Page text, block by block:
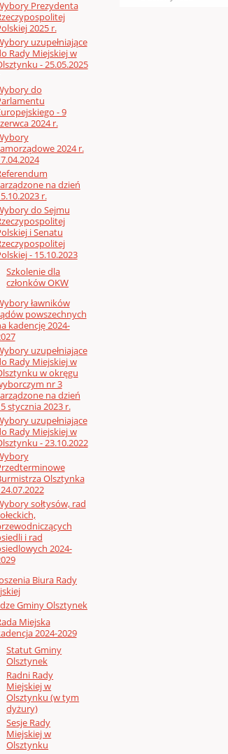
Prezydenta
2025 r.
uzupełniające
Rady Miejskiej w
- 25.05.2025
do
- 9
2024 r.
2024 r.
na dzień
r.
do Sejmu
i Senatu
- 15.10.2023
Szkolenie dla
członków OKW
ławników
powszechnych
kadencję 2024-
uzupełniające
Rady Miejskiej w
w okręgu
nr 3
na dzień
stycznia 2023 r.
uzupełniające
Rady Miejskiej w
- 23.10.2022
Olsztynka
sołtysów, rad
i rad
2024-
Biura Rady
Gminy Olsztynek
Miejska
2024-2029
Statut Gminy
Olsztynek
Radni Rady
Miejskiej w
Olsztynku (w tym
dyżury)
Sesje Rady
Miejskiej w
Olsztynku